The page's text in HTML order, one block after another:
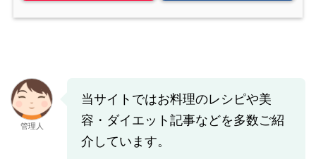
管理人
当サイトではお料理のレシピや美
容・ダイエット記事などを多数ご紹
介しています。